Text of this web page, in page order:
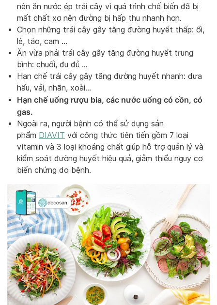
nên ăn nước ép trái cây vì quá trình chế biến đã bị
mất chất xơ nên đường bị hấp thu nhanh hơn.
Chọn những trái cây gây tăng đường huyết thấp: ổi,
lê, táo, cam …
Ăn vừa phải trái cây gây tăng đường huyết trung
bình: chuối, đu đủ …
Hạn chế trái cây gây tăng đường huyết nhanh: dưa
hấu, vải, nhãn, xoài…
Hạn chế uống rượu bia, các nước uống có cồn, có
gas.
Ngoài ra, người bệnh có thể sử dụng sản
phẩm DIAVIT với công thức tiên tiến gồm 7 loại
vitamin và 3 loại khoáng chất giúp hỗ trợ quản lý và
kiểm soát đường huyết hiệu quả, giảm thiểu nguy cơ
biến chứng do bệnh.